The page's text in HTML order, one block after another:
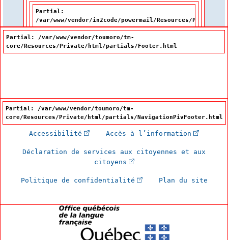
Partial:
/var/www/vendor/in2code/powermail/Resources/Private/
Partial: /var/www/vendor/toumoro/tm-
core/Resources/Private/html/partials/Footer.html
Partial: /var/www/vendor/toumoro/tm-
core/Resources/Private/html/partials/NavigationPivFooter.html
Accessibilité (Cet hyperlien externe s'ouvrira
Accès à l’information (Cet
Déclaration de services aux citoyennes et aux
citoyens(Cet hyperlien externe
Politique de confidentialité(Cet hyperlien
Plan du site